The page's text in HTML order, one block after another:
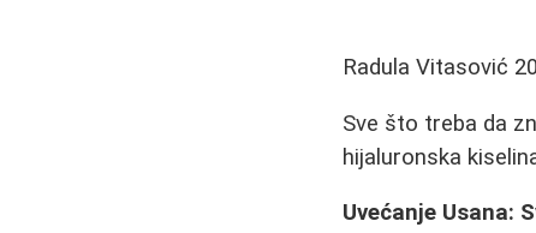
Radula Vitasović
Sve što treba da
hijaluronska
Uvećanje Usana: